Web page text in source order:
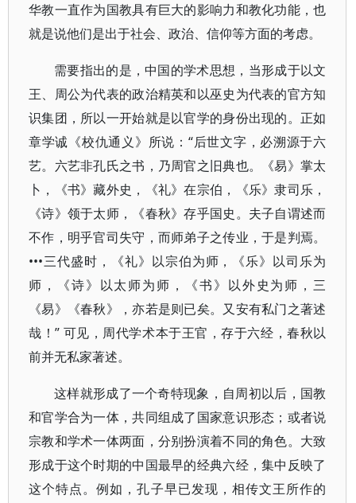
华教一直作为国教具有巨大的影响力和教化功能，也
就是说他们是出于社会、政治、信仰等方面的考虑。
需要指出的是，中国的学术思想，当形成于以文
王、周公为代表的政治精英和以巫史为代表的官方知
识集团，所以一开始就是以官学的身份出现的。正如
章学诚《校仇通义》所说：“后世文字，必溯源于六
艺。六艺非孔氏之书，乃周官之旧典也。《易》掌太
卜，《书》藏外史，《礼》在宗伯，《乐》隶司乐，
《诗》领于太师，《春秋》存乎国史。夫子自谓述而
不作，明乎官司失守，而师弟子之传业，于是判焉。
•••三代盛时，《礼》以宗伯为师，《乐》以司乐为
师，《诗》以太师为师，《书》以外史为师，三
《易》《春秋》，亦若是则已矣。又安有私门之著述
哉！” 可见，周代学术本于王官，存于六经，春秋以
前并无私家著述。
这样就形成了一个奇特现象，自周初以后，国教
和官学合为一体，共同组成了国家意识形态；或者说
宗教和学术一体两面，分别扮演着不同的角色。大致
形成于这个时期的中国最早的经典六经，集中反映了
这个特点。例如，孔子早已发现，相传文王所作的